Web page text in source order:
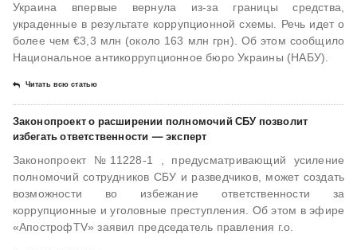
Украина впервые вернула из-за границы средства,
украденные в результате коррупционной схемы. Речь идет о
более чем €3,3 млн (около 163 млн грн). Об этом сообщило
Национальное антикоррупционное бюро Украины (НАБУ).
Читать всю статью
Законопроект о расширении полномочий СБУ позволит
избегать ответственности — эксперт
Законопроект №11228-1 , предусматривающий усиление
полномочий сотрудников СБУ и разведчиков, может создать
возможности во избежание ответственности за
коррупционные и уголовные преступления. Об этом в эфире
«АпострофTV» заявил председатель правления г.о.